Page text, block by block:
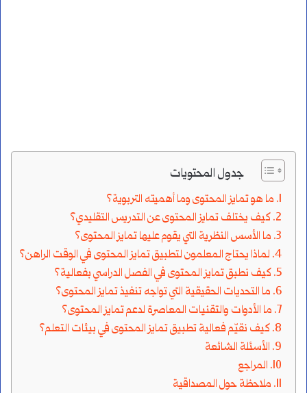
جدول المحتويات
ما هو تمايز المحتوى وما أهميته التربوية؟
كيف يختلف تمايز المحتوى عن التدريس التقليدي؟
ما الأسس النظرية التي يقوم عليها تمايز المحتوى؟
لماذا يحتاج المعلمون لتطبيق تمايز المحتوى في الوقت الراهن؟
كيف نطبق تمايز المحتوى في الفصل الدراسي بفعالية؟
ما التحديات الحقيقية التي تواجه تنفيذ تمايز المحتوى؟
ما الأدوات والتقنيات المعاصرة لدعم تمايز المحتوى؟
كيف نقيّم فعالية تطبيق تمايز المحتوى في بيئات التعلم؟
الأسئلة الشائعة
المراجع
ملاحظة حول المصداقية